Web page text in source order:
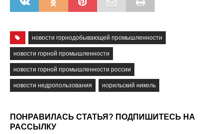
новости горнодобывающей промышленности
новости горной промышленности
новости горной промышленности россии
новости недропользования норильский никель
ПОНРАВИЛАСЬ СТАТЬЯ? ПОДПИШИТЕСЬ НА
РАССЫЛКУ